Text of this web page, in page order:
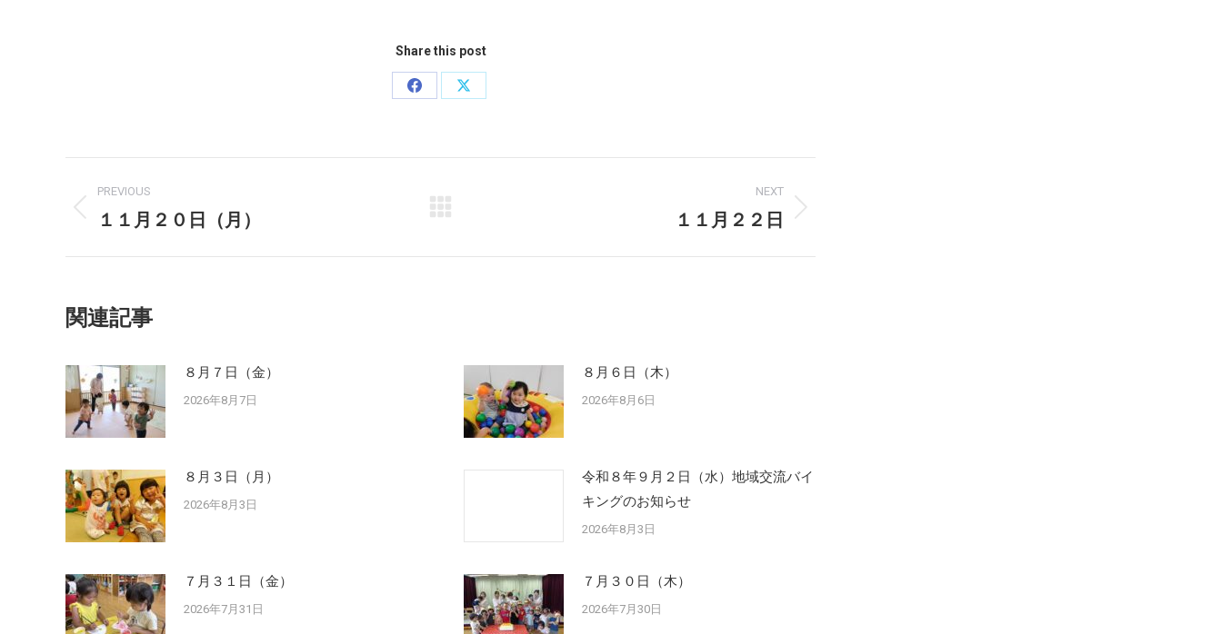
Share this post
Share
Share
navigation
PREVIOUS
Previous
１１月２０日（月）
NEXT
１１月２２日
関連記事
８月７日（金）
2026年8月7日
８月６日（木）
2026年8月6日
８月３日（月）
2026年8月3日
令和８年９月２日（水）地域交流バイ
キングのお知らせ
2026年8月3日
７月３１日（金）
2026年7月31日
７月３０日（木）
2026年7月30日